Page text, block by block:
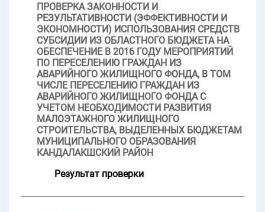
ПРОВЕРКА ЗАКОННОСТИ И
РЕЗУЛЬТАТИВНОСТИ (ЭФФЕКТИВНОСТИ И
ЭКОНОМНОСТИ) ИСПОЛЬЗОВАНИЯ СРЕДСТВ
СУБСИДИИ ИЗ ОБЛАСТНОГО БЮДЖЕТА НА
ОБЕСПЕЧЕНИЕ В 2016 ГОДУ МЕРОПРИЯТИЙ
ПО ПЕРЕСЕЛЕНИЮ ГРАЖДАН ИЗ
АВАРИЙНОГО ЖИЛИЩНОГО ФОНДА, В ТОМ
ЧИСЛЕ ПЕРЕСЕЛЕНИЮ ГРАЖДАН ИЗ
АВАРИЙНОГО ЖИЛИЩНОГО ФОНДА С
УЧЕТОМ НЕОБХОДИМОСТИ РАЗВИТИЯ
МАЛОЭТАЖНОГО ЖИЛИЩНОГО
СТРОИТЕЛЬСТВА, ВЫДЕЛЕННЫХ БЮДЖЕТАМ
МУНИЦИПАЛЬНОГО ОБРАЗОВАНИЯ
КАНДАЛАКШСКИЙ РАЙОН
Результат проверки